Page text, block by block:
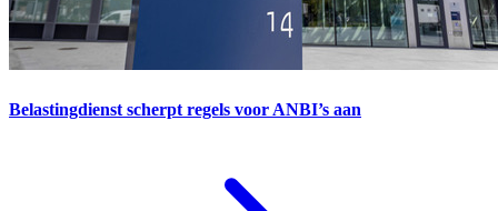
Belastingdienst scherpt regels voor ANBI’s aan